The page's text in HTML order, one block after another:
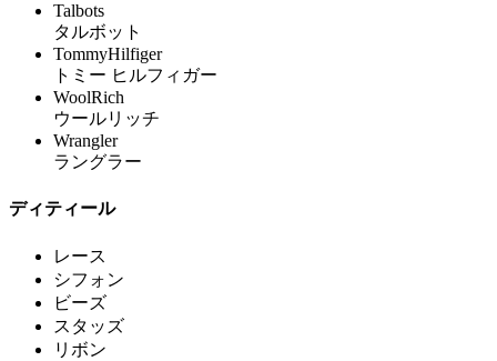
Talbots
タルボット
TommyHilfiger
トミー ヒルフィガー
WoolRich
ウールリッチ
Wrangler
ラングラー
ディティール
レース
シフォン
ビーズ
スタッズ
リボン